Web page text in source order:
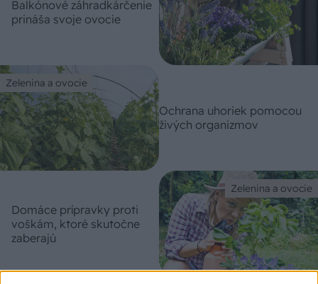
Balkónové záhradkárčenie
prináša svoje ovocie
Zelenina a ovocie
Ochrana uhoriek pomocou
živých organizmov
Zelenina a ovocie
Domáce prípravky proti
voškám, ktoré skutočne
zaberajú